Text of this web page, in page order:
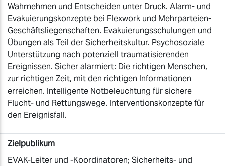
Wahrnehmen und Entscheiden unter Druck. Alarm- und
Evakuierungskonzepte bei Flexwork und Mehrparteien-
Geschäftsliegenschaften. Evakuierungsschulungen und
Übungen als Teil der Sicherheitskultur. Psychosoziale
Unterstützung nach potenziell traumatisierenden
Ereignissen. Sicher alarmiert: Die richtigen Menschen,
zur richtigen Zeit, mit den richtigen Informationen
erreichen. Intelligente Notbeleuchtung für sichere
Flucht- und Rettungswege. Interventionskonzepte für
den Ereignisfall.
Zielpublikum
EVAK-Leiter und -Koordinatoren; Sicherheits- und